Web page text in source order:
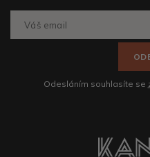
Odesláním souhlasíte se